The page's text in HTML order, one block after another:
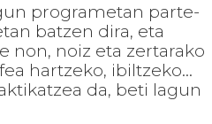
programetan parte-
batzen dira, eta
non, noiz eta zertarako
hartzeko, ibiltzeko...
da, beti lagun